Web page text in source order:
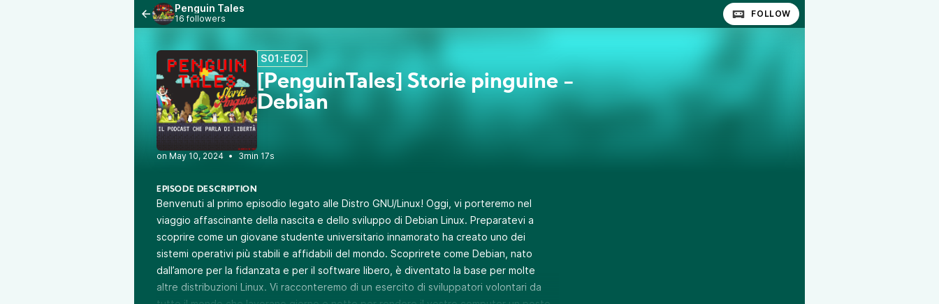
Penguin Tales
16 followers FOLLOW
S01:E02
[PenguinTales] Storie pinguine -
Debian
• 3min 17s
EPISODE DESCRIPTION
Benvenuti al primo episodio legato alle Distro GNU/Linux! Oggi, vi porteremo nel
viaggio affascinante della nascita e dello sviluppo di Debian Linux. Preparatevi a
scoprire come un giovane studente universitario innamorato ha creato uno dei
sistemi operativi più stabili e affidabili del mondo. Scoprirete come Debian, nato
dall’amore per la fidanzata e per il software libero, è diventato la base per molte
altre distribuzioni Linux. Vi racconteremo di un esercito di sviluppatori volontari da